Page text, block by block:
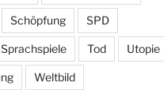
Schöpfung SPD
Sprachspiele Tod Utopie
Weltbild